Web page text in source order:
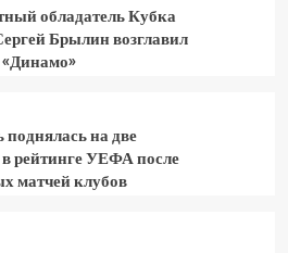
обладатель Кубка
Брылин возглавил
поднялась на две
рейтинге УЕФА после
матчей клубов